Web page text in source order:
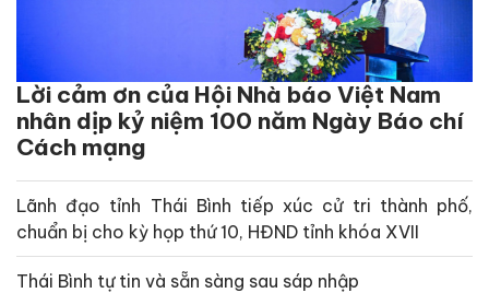
Lời cảm ơn của Hội Nhà báo Việt Nam
nhân dịp kỷ niệm 100 năm Ngày Báo chí
Cách mạng
Lãnh đạo tỉnh Thái Bình tiếp xúc cử tri thành phố,
chuẩn bị cho kỳ họp thứ 10, HĐND tỉnh khóa XVII
Thái Bình tự tin và sẵn sàng sau sáp nhập